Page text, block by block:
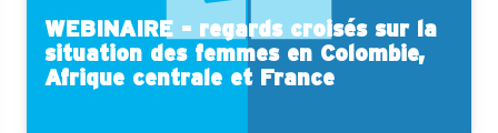
WEBINAIRE - regards croisés sur la
situation des femmes en Colombie,
Afrique centrale et France